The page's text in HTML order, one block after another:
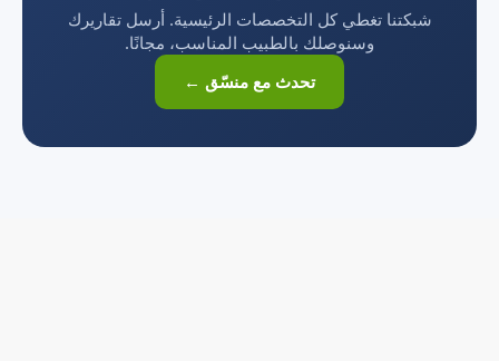
شبكتنا تغطي كل التخصصات الرئيسية. أرسل تقاريرك
وسنوصلك بالطبيب المناسب، مجانًا.
تحدث مع منسّق ←